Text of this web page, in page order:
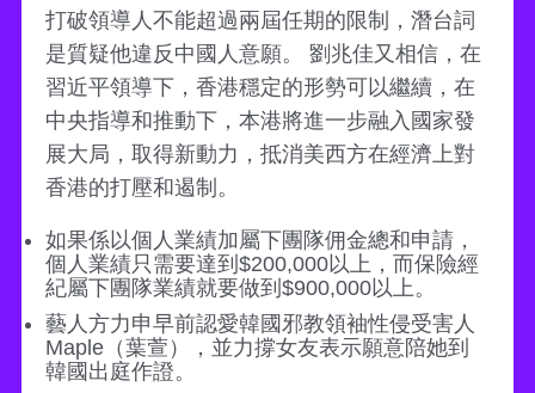
打破領導人不能超過兩屆任期的限制，潛台詞
是質疑他違反中國人意願。 劉兆佳又相信，在
習近平領導下，香港穩定的形勢可以繼續，在
中央指導和推動下，本港將進一步融入國家發
展大局，取得新動力，抵消美西方在經濟上對
香港的打壓和遏制。
如果係以個人業績加屬下團隊佣金總和申請，
個人業績只需要達到$200,000以上，而保險經
紀屬下團隊業績就要做到$900,000以上。
藝人方力申早前認愛韓國邪教領袖性侵受害人
Maple（葉萱），並力撐女友表示願意陪她到
韓國出庭作證。